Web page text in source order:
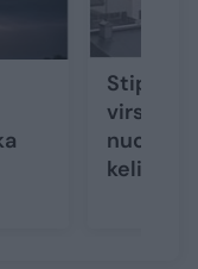
Stiprios
virsta